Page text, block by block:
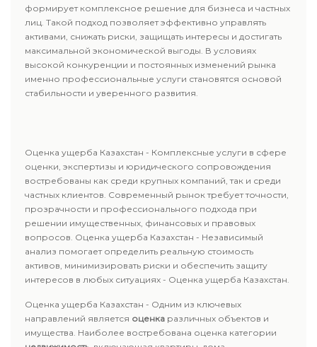
формирует комплексное решение для бизнеса и частных
лиц. Такой подход позволяет эффективно управлять
активами, снижать риски, защищать интересы и достигать
максимальной экономической выгоды. В условиях
высокой конкуренции и постоянных изменений рынка
именно профессиональные услуги становятся основой
стабильности и уверенного развития.
Оценка ущерба Казахстан - Комплексные услуги в сфере
оценки, экспертизы и юридического сопровождения
востребованы как среди крупных компаний, так и среди
частных клиентов. Современный рынок требует точности,
прозрачности и профессионального подхода при
решении имущественных, финансовых и правовых
вопросов. Оценка ущерба Казахстан - Независимый
анализ помогает определить реальную стоимость
активов, минимизировать риски и обеспечить защиту
интересов в любых ситуациях - Оценка ущерба Казахстан.
Оценка ущерба Казахстан - Одним из ключевых
направлений является оценка различных объектов и
имущества. Наиболее востребована оценка категории